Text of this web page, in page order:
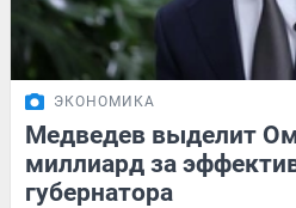
ЭКОНОМИКА
Медведев выделит
миллиард за
губернатора